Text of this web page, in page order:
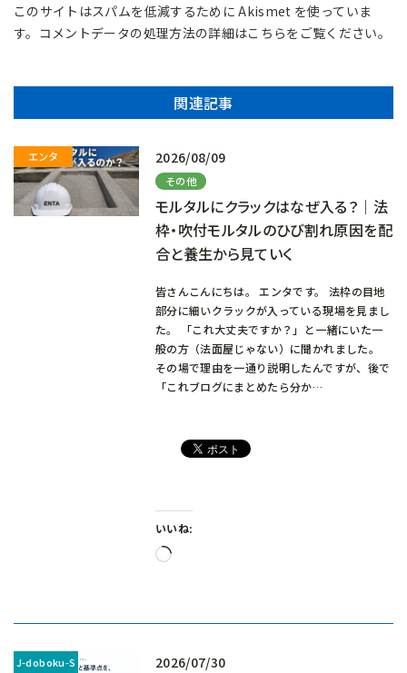
このサイトはスパムを低減するために Akismet を使っていま
す。 コメントデータの処理方法の詳細はこちらをご覧ください。
関連記事
2026/08/09
その他
モルタルにクラックはなぜ入る？｜法
枠・吹付モルタルのひび割れ原因を配
合と養生から見ていく
皆さんこんにちは。 エンタです。 法枠の目地
部分に細いクラックが入っている現場を見まし
た。 「これ大丈夫ですか？」と一緒にいた一
般の方（法面屋じゃない）に聞かれました。
その場で理由を一通り説明したんですが、後で
「これブログにまとめたら分か…
いいね:
読
2026/07/30